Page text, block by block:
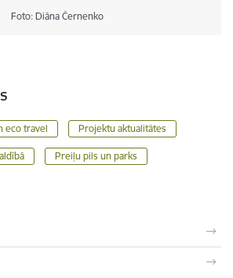
Foto: Diāna Černenko
eco travel Projektu aktualitātes
Preiļu pils un parks